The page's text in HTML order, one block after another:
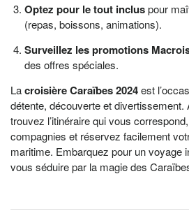
Optez pour le tout incluspour
(repas, boissons, animations).
Surveillez les promotions
des offres spéciales.
Lacroisière Caraïbes 2024est
détente, découverte et divertissement.
trouvez l’itinéraire qui vous
compagnies et réservez facilement
maritime. Embarquez pour un voyage
vous séduire par la magie des